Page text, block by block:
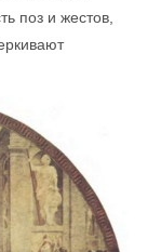
поз и жестов,